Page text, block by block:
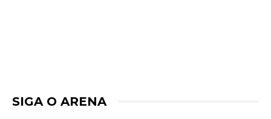
SIGA O ARENA